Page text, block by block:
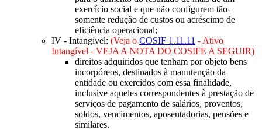
exercício social e que não configurem tão-
somente redução de custos ou acréscimo de
eficiência operacional;
IV - Intangível: (Veja o COSIF 1.11.11 - Ativo
Intangível - VEJA A NOTA DO COSIFE A SEGUIR)
direitos adquiridos que tenham por objeto bens
incorpóreos, destinados à manutenção da
entidade ou exercidos com essa finalidade,
inclusive aqueles correspondentes à prestação de
serviços de pagamento de salários, proventos,
soldos, vencimentos, aposentadorias, pensões e
similares.